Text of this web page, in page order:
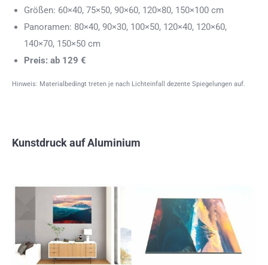
Größen: 60×40, 75×50, 90×60, 120×80, 150×100 cm
Panoramen: 80×40, 90×30, 100×50, 120×40, 120×60,
140×70, 150×50 cm
Preis: ab 129 €
Hinweis: Materialbedingt treten je nach Lichteinfall dezente Spiegelungen auf.
Kunstdruck auf Aluminium